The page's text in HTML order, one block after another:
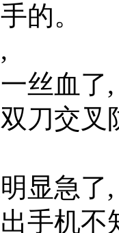
的。
丝血了,
刀交叉
显急了,
手机不